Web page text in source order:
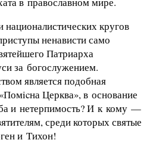
кругов
ненависти само
Патриарха
за богослужением.
является подобная
Церква», в основание
и нетерпимость? И к кому —
среди которых святые
и Тихон!